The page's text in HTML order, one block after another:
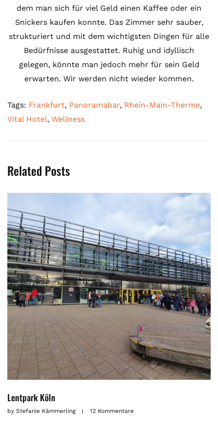
dem man sich für viel Geld einen Kaffee oder ein
Snickers kaufen konnte. Das Zimmer sehr sauber,
strukturiert und mit dem wichtigsten Dingen für alle
Bedürfnisse ausgestattet. Ruhig und idyllisch
gelegen, könnte man jedoch mehr für sein Geld
erwarten. Wir werden nicht wieder kommen.
Tags: Frankfurt, Panoramabar, Rhein-Main-Therme,
Vital Hotel, Wellness
Related Posts
Lentpark Köln
by Stefanie Kämmerling 12 Kommentare